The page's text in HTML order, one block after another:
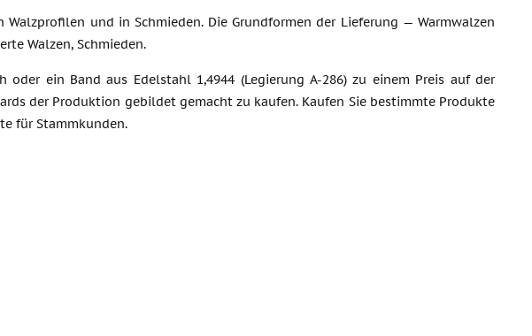
und in Schmieden. Die Grundformen der Lieferung — Warmwalzen
Walzen, Schmieden.
ein Band aus Edelstahl 1,4944 (Legierung A-286) zu einem Preis auf der
der Produktion gebildet gemacht zu kaufen. Kaufen Sie bestimmte Produkte
für Stammkunden.